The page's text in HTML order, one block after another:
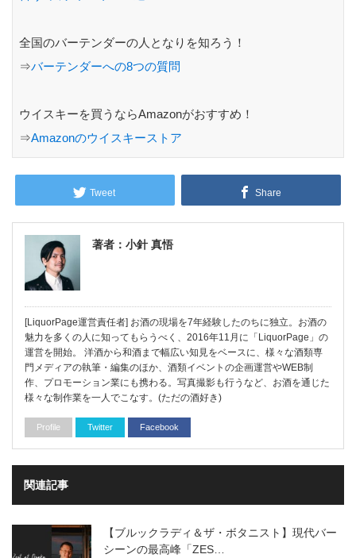
全国のバーテンダーの人となりを知ろう！
⇒バーテンダーへの8つの質問
ウイスキーを買うならAmazonがおすすめ！
⇒Amazonのウイスキーストア
Tweet Share
著者：小針 真悟
[LiquorPage運営責任者] お酒の現場を7年経験したのちに独立。お酒の
魅力を多くの人に知ってもらうべく、2016年11月に「LiquorPage」の
運営を開始。 洋酒から和酒まで幅広い知見をベースに、様々な酒類専
門メディアの執筆・編集のほか、酒類イベントの企画運営やWEB制
作、プロモーション業にも携わる。写真撮影も行うなど、お酒を通じた
様々な制作業を一人でこなす。(ただの酒好き)
Profile Twitter Facebook
関連記事
【ブルックラディ＆ザ・ボタニスト】現代バー
シーンの最高峰「ZES…